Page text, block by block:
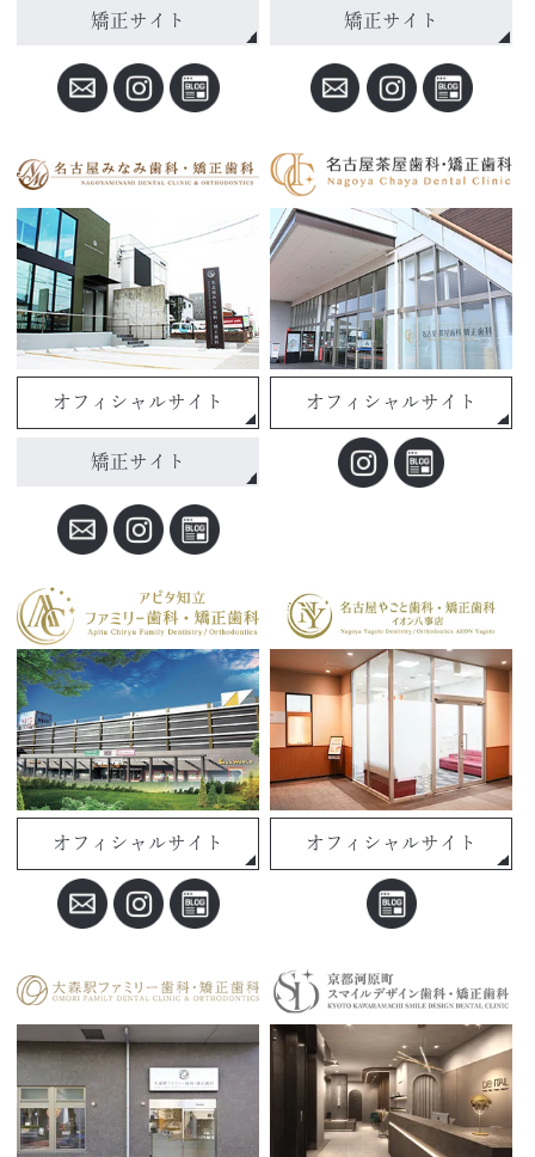
矯正サイト 矯正サイト
オフィシャルサイト
矯正サイト
オフィシャルサイト
オフィシャルサイト オフィシャルサイト